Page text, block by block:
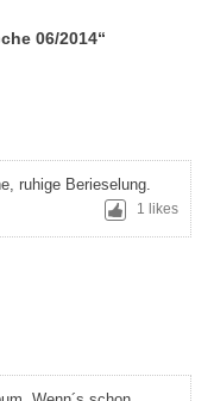
06/2014“
ruhige Berieselung.
1 likes